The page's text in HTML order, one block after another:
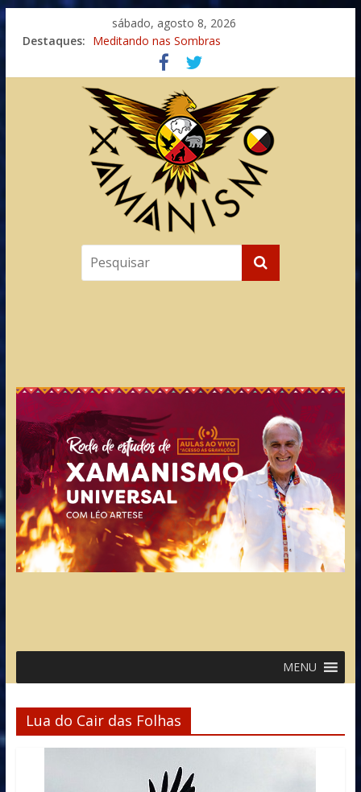
sábado, agosto 8, 2026
Destaques:
Imaginação na Cura
Meditando nas Sombras
Autosuficiência: A Jornada do Espírito Ancestral
Xamanismo Universal
Totens – Caminho Espiritual – Crescimento
MENU
Lua do Cair das Folhas